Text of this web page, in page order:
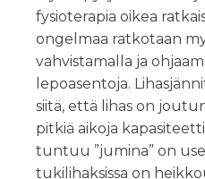
fysioterapia oikea
ongelmaa ratkotaan
vahvistamalla ja
lepoasentoja.
siitä, että lihas on
pitkiä aikoja
tuntuu ”jumina” on
tukilihaksissa on